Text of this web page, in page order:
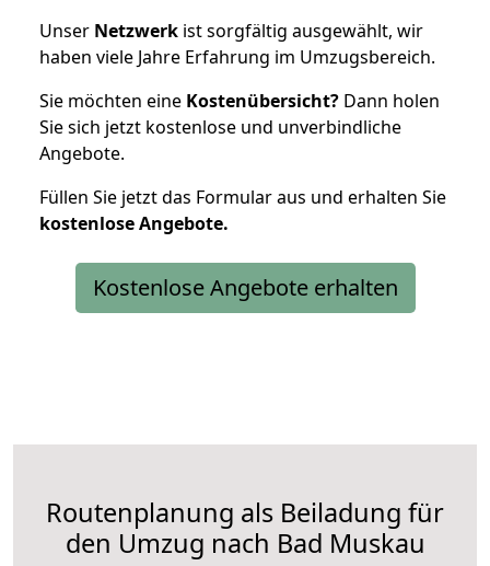
Unser Netzwerk ist sorgfältig ausgewählt, wir
haben viele Jahre Erfahrung im Umzugsbereich.
Sie möchten eine Kostenübersicht? Dann holen
Sie sich jetzt kostenlose und unverbindliche
Angebote.
Füllen Sie jetzt das Formular aus und erhalten Sie
kostenloseAngebote.
Kostenlose Angebote erhalten
Routenplanung als Beiladung für
den Umzug nach Bad Muskau